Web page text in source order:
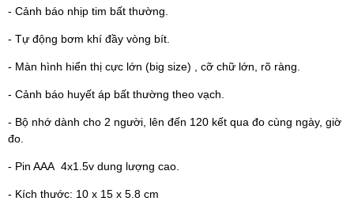
- Cảnh báo nhịp tim bất thường.
- Tự động bơm khí đầy vòng bít.
- Màn hình hiển thị cực lớn (big size) , cỡ chữ lớn, rõ ràng.
- Cảnh báo huyết áp bất thường theo vạch.
- Bộ nhớ dành cho 2 người, lên đến 120 kết qua đo cùng ngày, giờ
đo.
- Pin AAA 4x1.5v dung lượng cao.
- Kích thước: 10 x 15 x 5.8 cm